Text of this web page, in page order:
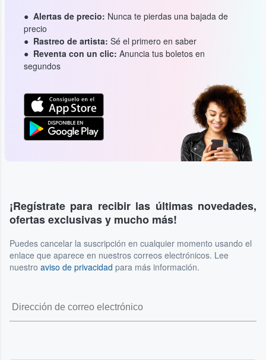
Alertas de precio: Nunca te pierdas una bajada de
precio
Rastreo de artista: Sé el primero en saber
Reventa con un clic: Anuncia tus boletos en
segundos
¡Regístrate para recibir las últimas novedades,
ofertas exclusivas y mucho más!
Puedes cancelar la suscripción en cualquier momento usando el
enlace que aparece en nuestros correos electrónicos. Lee
nuestro aviso de privacidad para más información.